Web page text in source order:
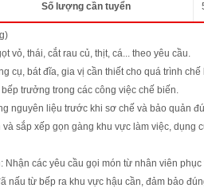
Số lượng cần tuyển
vỏ, thái, cắt rau củ, thịt, cá... theo yêu cầu.
cụ, bát đĩa, gia vị cần thiết cho quá trình chế
trưởng trong các công việc chế biến.
nguyên liệu trước khi sơ chế và bảo quản
sắp xếp gọn gàng khu vực làm việc, dụng
Nhận các yêu cầu gọi món từ nhân viên
nấu từ bếp ra khu vực hậu cần, đảm bảo